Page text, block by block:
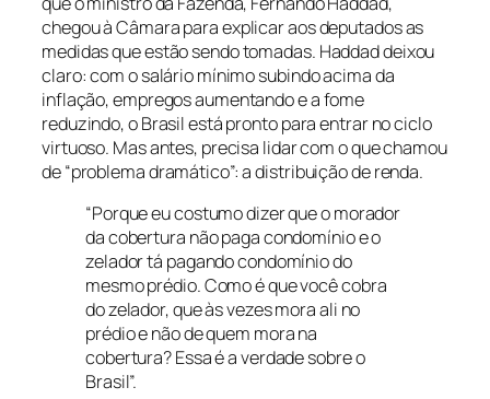
chegou à Câmara para explicar aos deputados as
medidas que estão sendo tomadas. Haddad deixou
claro: com o salário mínimo subindo acima da
inflação, empregos aumentando e a fome
reduzindo, o Brasil está pronto para entrar no ciclo
virtuoso. Mas antes, precisa lidar com o que chamou
de “problema dramático”: a distribuição de renda.
“Porque eu costumo dizer que o morador
da cobertura não paga condomínio e o
zelador tá pagando condomínio do
mesmo prédio. Como é que você cobra
do zelador, que às vezes mora ali no
prédio e não de quem mora na
cobertura? Essa é a verdade sobre o
Brasil”.